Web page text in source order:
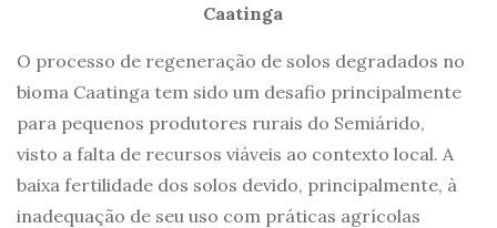
Caatinga
O processo de regeneração de solos degradados no
bioma Caatinga tem sido um desafio principalmente
para pequenos produtores rurais do Semiárido,
visto a falta de recursos viáveis ao contexto local. A
baixa fertilidade dos solos devido, principalmente, à
inadequação de seu uso com práticas agrícolas